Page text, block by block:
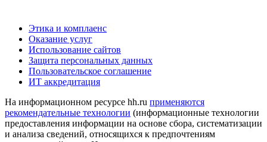
Этика и комплаенс
Оказание услуг
Использование сайтов
Защита персональных данных
Пользовательское соглашение
ИТ аккредитация
На информационном ресурсе hh.ru применяются
рекомендательные технологии (информационные технологии
предоставления информации на основе сбора, систематизации
и анализа сведений, относящихся к предпочтениям